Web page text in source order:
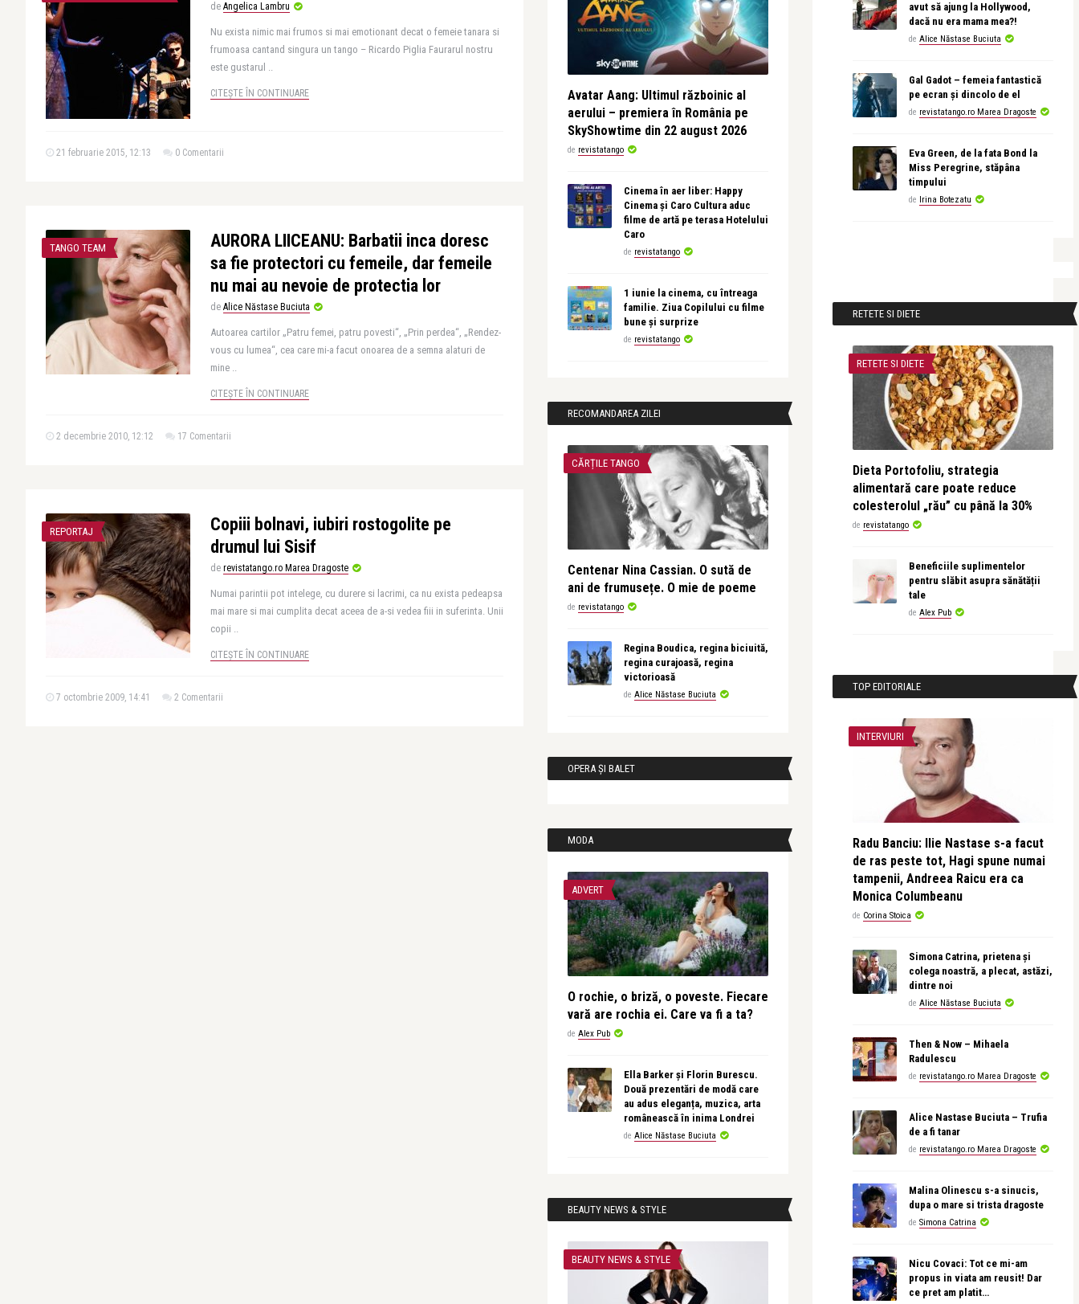
de Angelica Lambru
Nu exista nimic mai frumos si mai emotionant decat o femeie tanara si
frumoasa cantand singura un tango – Ricardo Piglia Faurarul nostru
este gustarul ..
CITEȘTE ÎN CONTINUARE
21 februarie 2015, 12:13 0 Comentarii
TANGO TEAM
AURORA LIICEANU: Barbatii inca doresc
sa fie protectori cu femeile, dar femeile
nu mai au nevoie de protectia lor
de Alice Năstase Buciuta
Autoarea cartilor „Patru femei, patru povesti“, „Prin perdea“, „Rendez-
vous cu lumea“, cea care mi-a facut onoarea de a semna alaturi de
mine ..
CITEȘTE ÎN CONTINUARE
2 decembrie 2010, 12:12 17 Comentarii
REPORTAJ
Copiii bolnavi, iubiri rostogolite pe
drumul lui Sisif
de revistatango.ro Marea Dragoste
Numai parintii pot intelege, cu durere si lacrimi, ca nu exista pedeapsa
mai mare si mai cumplita decat aceea de a-si vedea fiii in suferinta. Unii
copii ..
CITEȘTE ÎN CONTINUARE
7 octombrie 2009, 14:41 2 Comentarii
Avatar Aang: Ultimul războinic al
aerului – premiera în România pe
SkyShowtime din 22 august 2026
de revistatango
Cinema în aer liber: Happy
Cinema și Caro Cultura aduc
filme de artă pe terasa Hotelului
Caro
de revistatango
1 iunie la cinema, cu întreaga
familie. Ziua Copilului cu filme
bune și surprize
de revistatango
RECOMANDAREA ZILEI
CĂRȚILE TANGO
Centenar Nina Cassian. O sută de
ani de frumusețe. O mie de poeme
de revistatango
Regina Boudica, regina biciuită,
regina curajoasă, regina
victorioasă
de Alice Năstase Buciuta
OPERA ȘI BALET
MODA
ADVERT
O rochie, o briză, o poveste. Fiecare
vară are rochia ei. Care va fi a ta?
de Alex Pub
Ella Barker și Florin Burescu.
Două prezentări de modă care
au adus eleganța, muzica, arta
românească în inima Londrei
de Alice Năstase Buciuta
BEAUTY NEWS & STYLE
BEAUTY NEWS & STYLE
avut să ajung la Hollywood,
dacă nu era mama mea?!
de Alice Năstase Buciuta
Gal Gadot – femeia fantastică
pe ecran și dincolo de el
de revistatango.ro Marea Dragoste
Eva Green, de la fata Bond la
Miss Peregrine, stăpâna
timpului
de Irina Botezatu
RETETE SI DIETE
RETETE SI DIETE
Dieta Portofoliu, strategia
alimentară care poate reduce
colesterolul „rău” cu până la 30%
de revistatango
Beneficiile suplimentelor
pentru slăbit asupra sănătății
tale
de Alex Pub
TOP EDITORIALE
INTERVIURI
Radu Banciu: Ilie Nastase s-a facut
de ras peste tot, Hagi spune numai
tampenii, Andreea Raicu era ca
Monica Columbeanu
de Corina Stoica
Simona Catrina, prietena și
colega noastră, a plecat, astăzi,
dintre noi
de Alice Năstase Buciuta
Then & Now – Mihaela
Radulescu
de revistatango.ro Marea Dragoste
Alice Nastase Buciuta – Trufia
de a fi tanar
de revistatango.ro Marea Dragoste
Malina Olinescu s-a sinucis,
dupa o mare si trista dragoste
de Simona Catrina
Nicu Covaci: Tot ce mi-am
propus in viata am reusit! Dar
ce pret am platit…